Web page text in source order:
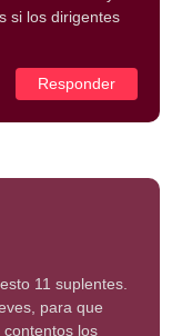
si los dirigentes
Responder
11 suplentes.
para que
los